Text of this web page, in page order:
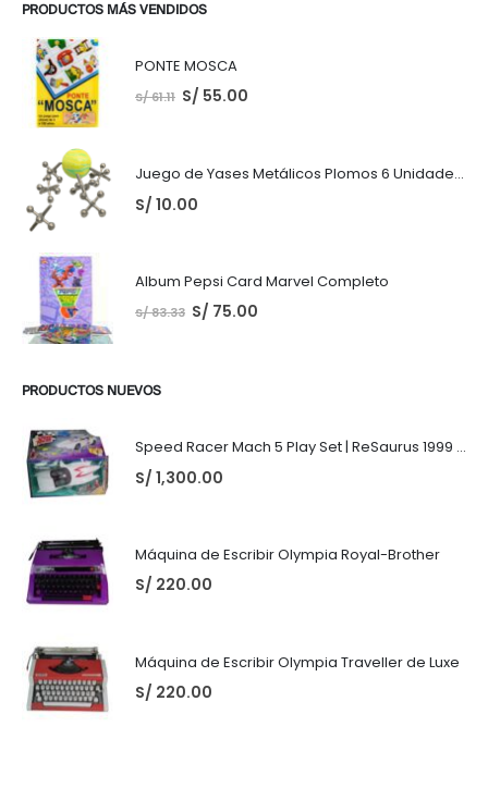
PRODUCTOS MÁS VENDIDOS
PONTE MOSCA
S/61.11 S/ 55.00
Juego de Yases Metálicos Plomos 6 Unidades + Pelota de Goma (En Bolsita Lista para Regalar)
S/ 10.00
Album Pepsi Card Marvel Completo
S/83.33 S/ 75.00
PRODUCTOS NUEVOS
Speed Racer Mach 5 Play Set | ReSaurus 1999 | Meteoro
S/ 1,300.00
Máquina de Escribir Olympia Royal-Brother
S/ 220.00
Máquina de Escribir Olympia Traveller de Luxe
S/ 220.00